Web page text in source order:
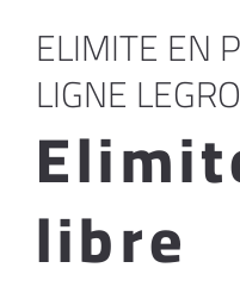
ELIMITE EN
LIGNE
libre